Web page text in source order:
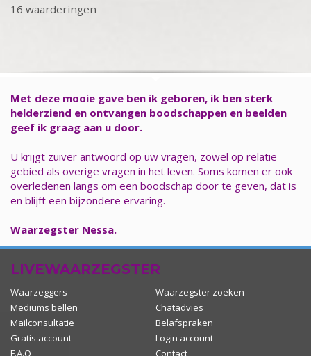
16 waarderingen
Met deze mooie gave ben ik geboren, ik ben sterk
helderziend en ontvangen boodschappen en beelden
geef ik graag aan u door.
U krijgt zuiver antwoord op uw vragen, zowel op relatie
gebied als overige vragen in het leven. Soms komen er ook
overledenen langs om een boodschap door te geven, dat is
en blijft een bijzondere ervaring.
Waarzegster Nessa.
LIVEWAARZEGSTER
Waarzeggers
Waarzegster zoeken
Mediums bellen
Chatadvies
Mailconsultatie
Belafspraken
Gratis account
Login account
F.A.Q
Contact